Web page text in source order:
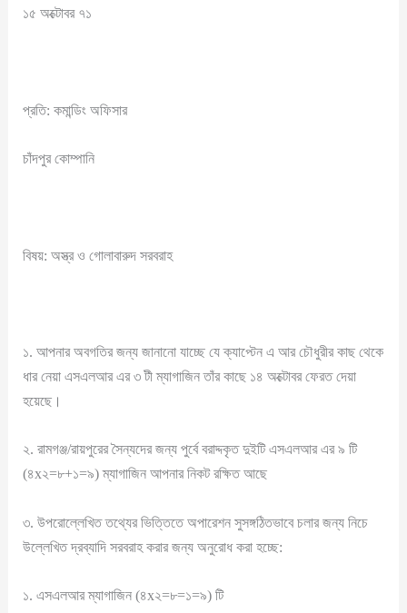
১৫ অক্টোবর ৭১
প্রতি: কমান্ডিং অফিসার
চাঁদপুর কোম্পানি
বিষয়: অস্ত্র ও গোলাবারুদ সরবরাহ
১. আপনার অবগতির জন্য জানানো যাচ্ছে যে ক্যাপ্টেন এ আর চৌধুরীর কাছ থেকে
ধার নেয়া এসএলআর এর ৩ টী ম্যাগাজিন তাঁর কাছে ১৪ অক্টোবর ফেরত দেয়া
হয়েছে।
২. রামগঞ্জ/রায়পুরের সৈন্যদের জন্য পুর্বে বরাদ্দকৃত দুইটি এসএলআর এর ৯ টি
(৪x২=৮+১=৯) ম্যাগাজিন আপনার নিকট রক্ষিত আছে
৩. উপরোল্লেখিত তথ্যের ভিত্তিতে অপারেশন সুসঙ্গঠিতভাবে চলার জন্য নিচে
উল্লেখিত দ্রব্যাদি সরবরাহ করার জন্য অনুরোধ করা হচ্ছে:
১. এসএলআর ম্যাগাজিন (৪x২=৮=১=৯) টি